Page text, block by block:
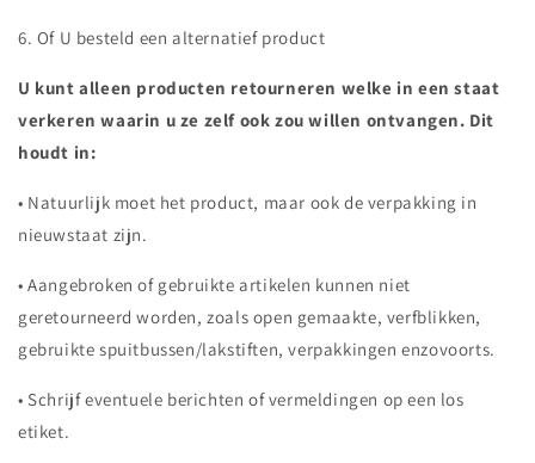
6. Of U besteld een alternatief product
U kunt alleen producten retourneren welke in een staat
verkeren waarin u ze zelf ook zou willen ontvangen. Dit
houdt in:
• Natuurlijk moet het product, maar ook de verpakking in
nieuwstaat zijn.
• Aangebroken of gebruikte artikelen kunnen niet
geretourneerd worden, zoals open gemaakte, verfblikken,
gebruikte spuitbussen/lakstiften, verpakkingen enzovoorts.
• Schrijf eventuele berichten of vermeldingen op een los
etiket.